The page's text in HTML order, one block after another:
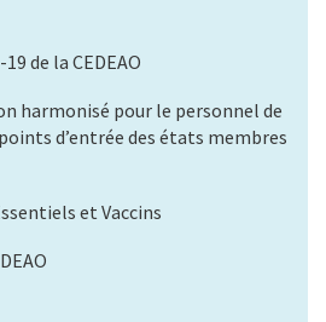
de la CEDEAO
harmonisé pour le personnel de
d’entrée des états membres
et Vaccins